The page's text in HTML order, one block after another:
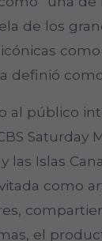
de los
definió
al público
Saturday
las Islas
como
el